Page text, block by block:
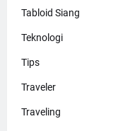
Tabloid Siang
Teknologi
Tips
Traveler
Traveling